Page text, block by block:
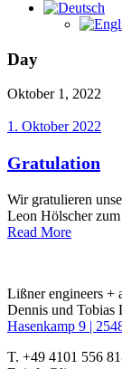
Day
Oktober 1, 2022
1. Oktober 2022
Gratulation
Wir gratulieren
Leon Hölscher
Read More
Lißner engineers +
Dennis und Tobias
Hasenkamp 9 |
T. +49 4101 556